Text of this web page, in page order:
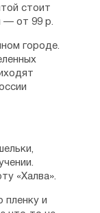
стоит
— от 99 р.
городе.
«Халва».
пленку и